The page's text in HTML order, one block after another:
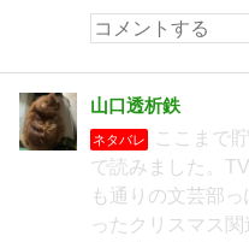
山口透析鉄
ネタバレ
ここまで
で読みました。
も通りの文芸部
ったクリスマス